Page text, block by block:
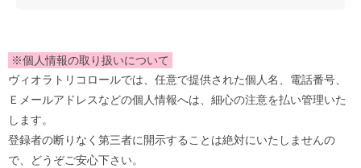
※個人情報の取り扱いについて
ヴィオラトリコロールでは、任意で提供された個人名、電話番号、
Ｅメールアドレスなどの個人情報へは、細心の注意を払い管理いた
します。
登録者の断りなく第三者に開示することは絶対にいたしませんの
で、どうぞご安心下さい。